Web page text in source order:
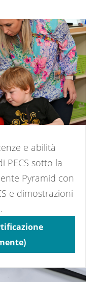
e abilità
PECS sotto la
Pyramid con
e dimostrazioni